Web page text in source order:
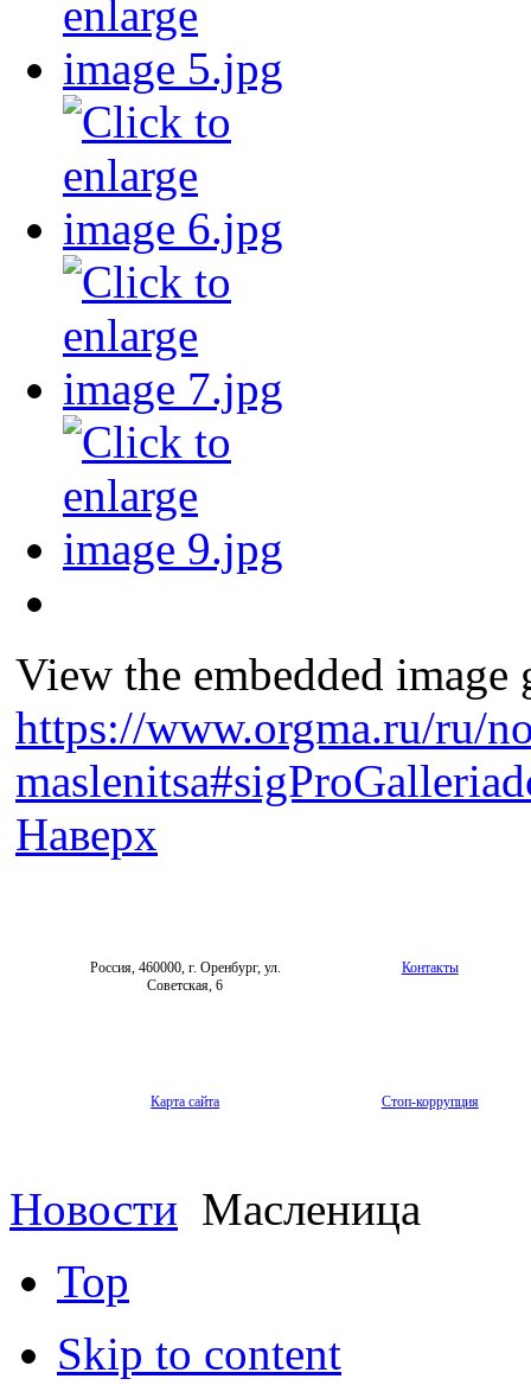
View the embedded
https://www.orgma.ru/ru/
Наверх
Россия, 460000, г. Оренбург, ул.
Советская, 6
Контакты
Карта сайта Стоп-коррупция
Новости Масленица
Top
Skip to content